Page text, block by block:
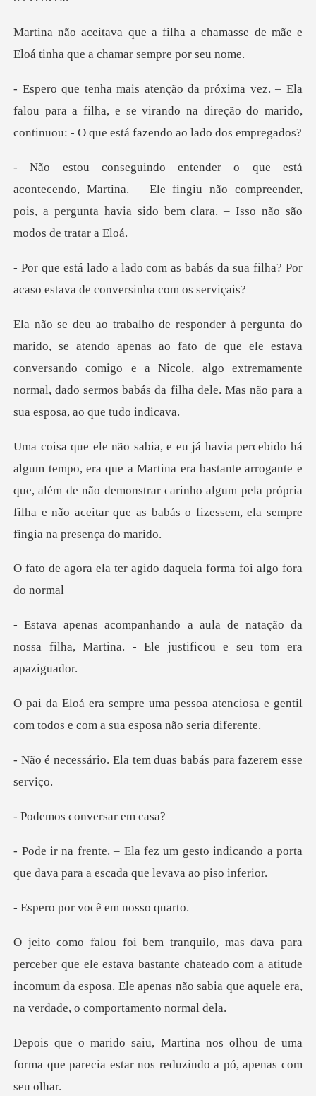
a chamasse de mãe e
Eloá tinha
alou para a filha, e se virando na direção do marido,
c
artina. – Ele fingiu não compreender,
pois, a pergunta hav
babás da sua filha? Por
acaso esta
fato de que ele estava
conversando comigo e a Nicole, algo extremamente
normal,
na era bastante arrogante e
que, além de não demonstrar carinho algum pela própria
f
r agido daquela forma
natação da
nossa filha, Martina. - El
atenciosa e gentil
com todos e com
a tem duas babás para
conversa
sto indicando a porta
que dava para
r você em n
estava bastante chateado com a atitude
incomum da esposa. Ele apena
lhou de uma
forma que parecia estar nos